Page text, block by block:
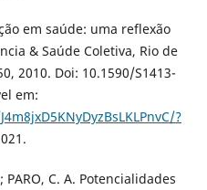
em saúde: uma reflexão
& Saúde Coletiva, Rio de
2010. Doi: 10.1590/S1413-
em:
?
PARO, C. A. Potencialidades